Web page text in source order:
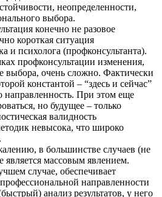
неопределенности,
выбора.
конечно не разовое
короткая ситуация
и психолога (профконсультанта).
профконсультации изменения,
выбора, очень сложно. Фактически
константой – “здесь и сейчас”
направленность. При этом еще
но будущее – только
валидность
невысока, что широко
в большинстве случаев (не
является массовым явлением.
случае, обеспечивает
направленности
анализ результатов, у него